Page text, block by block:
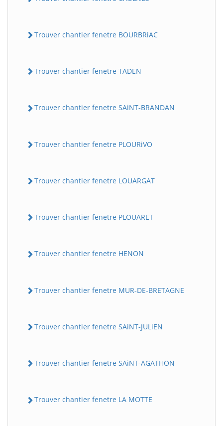
Trouver chantier fenetre BOURBRiAC
Trouver chantier fenetre TADEN
Trouver chantier fenetre SAiNT-BRANDAN
Trouver chantier fenetre PLOURiVO
Trouver chantier fenetre LOUARGAT
Trouver chantier fenetre PLOUARET
Trouver chantier fenetre HENON
Trouver chantier fenetre MUR-DE-BRETAGNE
Trouver chantier fenetre SAiNT-JULiEN
Trouver chantier fenetre SAiNT-AGATHON
Trouver chantier fenetre LA MOTTE